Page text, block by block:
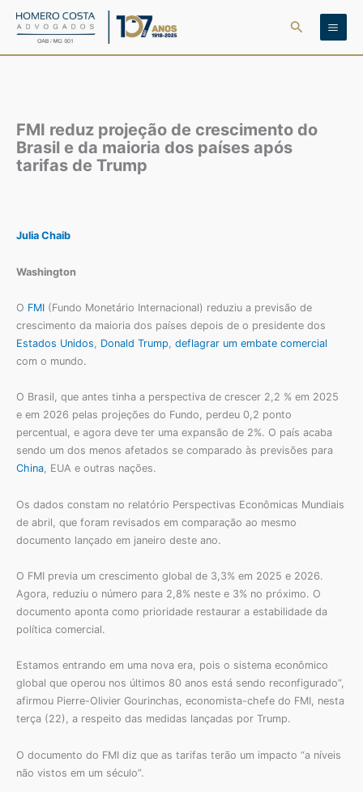
para
Pesquisar
FMI reduz projeção de crescimento do
Brasil e da maioria dos países após
tarifas de Trump
Julia Chaib
Washington
O FMI (Fundo Monetário Internacional) reduziu a previsão de
crescimento da maioria dos países depois de o presidente dos
Estados Unidos
Donald Trump deflagrar um embate comercial
com o mundo.
O Brasil, que antes tinha a perspectiva de crescer 2,2 % em 2025
e em 2026 pelas projeções do Fundo, perdeu 0,2 ponto
percentual, e agora deve ter uma expansão de 2%. O país acaba
sendo um dos menos afetados se comparado às previsões para
China, EUA e outras nações.
Os dados constam no relatório Perspectivas Econômicas Mundiais
de abril, que foram revisados em comparação ao mesmo
documento lançado em janeiro deste ano.
O FMI previa um crescimento global de 3,3% em 2025 e 2026.
Agora, reduziu o número para 2,8% neste e 3% no próximo. O
documento aponta como prioridade restaurar a estabilidade da
política comercial.
Estamos entrando em uma nova era, pois o sistema econômico
global que operou nos últimos 80 anos está sendo reconfigurado”,
afirmou Pierre-Olivier Gourinchas, economista-chefe do FMI, nesta
terça (22), a respeito das medidas lançadas por Trump.
O documento do FMI diz que as tarifas terão um impacto “a níveis
não vistos em um século”.